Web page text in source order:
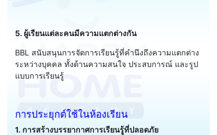
5. ผู้เรียนแต่ละคนมีความแตกต่างกัน
BBL สนับสนุนการจัดการเรียนรู้ที่คำนึงถึงความแตกต่าง
ระหว่างบุคคล ทั้งด้านความสนใจ ประสบการณ์ และรูป
แบบการเรียนรู้
การประยุกต์ใช้ในห้องเรียน
1. การสร้างบรรยากาศการเรียนรู้ที่ปลอดภัย